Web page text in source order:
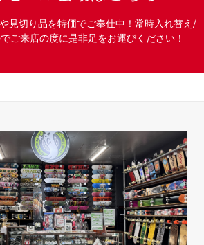
見切り品を特価でご奉仕中！常時入れ替え/
ご来店の度に是非足をお運びください！